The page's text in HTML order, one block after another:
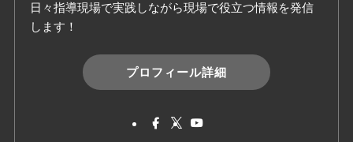
日々指導現場で実践しながら現場で役立つ情報を発信
します！
プロフィール詳細